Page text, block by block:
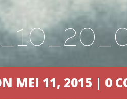
MEI 11, 2015 | 0